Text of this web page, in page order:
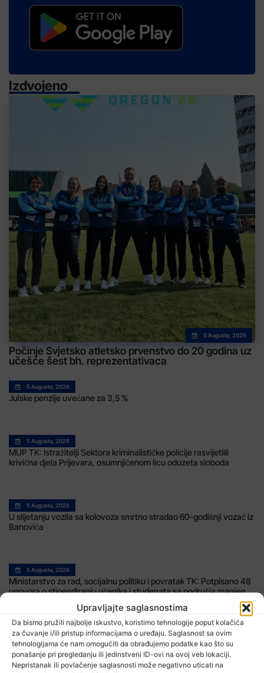
Upravljajte saglasnostima
Da bismo pružili najbolje iskustvo, koristimo tehnologije poput kolačića
za čuvanje i/ili pristup informacijama o uređaju. Saglasnost sa ovim
tehnologijama će nam omogućiti da obrađujemo podatke kao što su
ponašanje pri pregledanju ili jedinstveni ID-ovi na ovoj veb lokaciji.
Nepristanak ili povlačenje saglasnosti može negativno uticati na
Izdvojeno
5 Augusta, 2026
Počinje Svjetsko atletsko prvenstvo do 20 godina uz
učešće šest bh. reprezentativaca
5 Augusta, 2026
Julske penzije uvećane za 3,5 %
5 Augusta, 2026
MUP TK: Istražitelji Sektora kriminalističke policije rasvijetlili
krivična djela Prijevara, osumnjičenom licu oduzeta sloboda
5 Augusta, 2026
U slijetanju vozila sa kolovoza smrtno stradao 60-godišnji vozač iz
Banovića
5 Augusta, 2026
Ministarstvo za rad, socijalnu politiku i povratak TK: Potpisano 48
ugovora o stipendiranju učenika i studenata sa područja manjeg